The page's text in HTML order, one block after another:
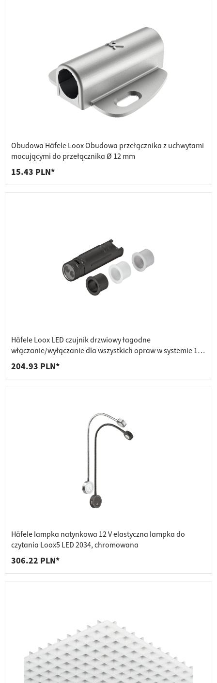
Obudowa Häfele Loox Obudowa przełącznika z uchwytami
mocującymi do przełącznika Ø 12 mm
15.43 PLN*
Häfele Loox LED czujnik drzwiowy łagodne
włączanie/wyłączanie dla wszystkich opraw w systemie 12
V 24
204.93 PLN*
Häfele lampka natynkowa 12 V elastyczna lampka do
czytania Loox5 LED 2034, chromowana
306.22 PLN*